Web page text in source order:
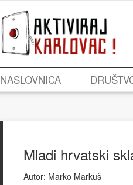
NASLOVNICA
Mladi hrvatski
Autor: Marko Markuš